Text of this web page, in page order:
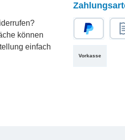
können
einfach
Vorkasse